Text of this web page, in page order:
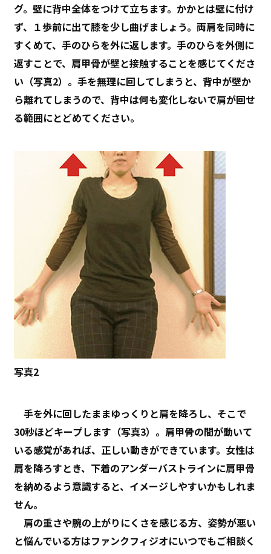
グ。壁に背中全体をつけて立ちます。かかとは壁に付け
ず、１歩前に出て膝を少し曲げましょう。両肩を同時に
すくめて、手のひらを外に返します。手のひらを外側に
返すことで、肩甲骨が壁と接触することを感じてくださ
い（写真2）。手を無理に回してしまうと、背中が壁か
ら離れてしまうので、背中は何も変化しないで肩が回せ
る範囲にとどめてください。
写真2
手を外に回したままゆっくりと肩を降ろし、そこで
30秒ほどキープします（写真3）。肩甲骨の間が動いて
いる感覚があれば、正しい動きができています。女性は
肩を降ろすとき、下着のアンダーバストラインに肩甲骨
を納めるよう意識すると、イメージしやすいかもしれま
せん。
肩の重さや腕の上がりにくさを感じる方、姿勢が悪い
と悩んでいる方はファンクフィジオにいつでもご相談く